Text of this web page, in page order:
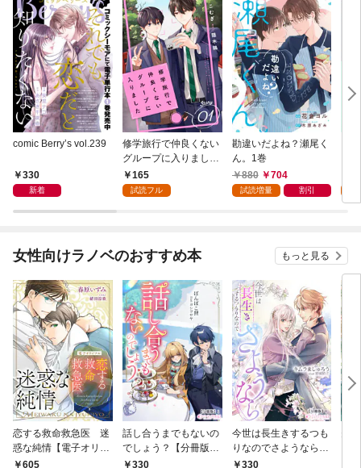
comic Berry’s vol.239
330
新着
修学旅行で仲良くない
グループに入りました
【単話版】1巻
165
試読フル
勘違いだよね？瀬尾く
ん。1巻
880
704
試読増量 割引
女性向けラノベのおすすめ本 もっと見る
恋する救命救急医 迷
惑な純情【電子オリジ
ナル】
605
話し合うまでもないの
でしょう？【分冊版】
1 330
今世は長生きするつも
りなのでさようなら
【分冊版】1
330